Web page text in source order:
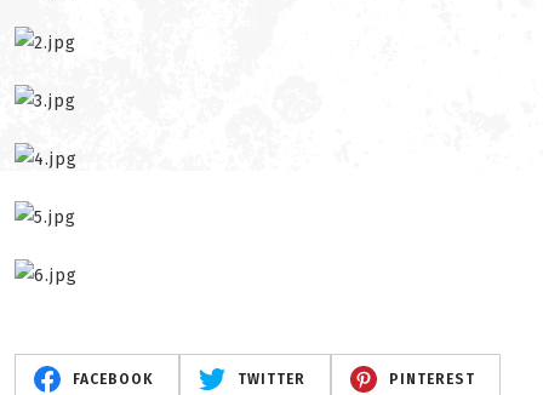
FACEBOOK TWITTER PINTEREST